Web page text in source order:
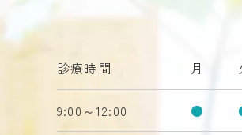
診療時間 月
9:00～12:00 ●